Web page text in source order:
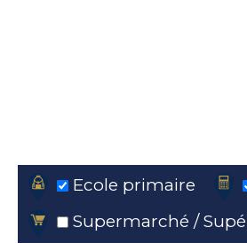
Ecole primaire
Supermarché /